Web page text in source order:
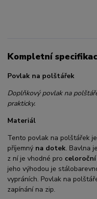
Kompletní
Povlak na polštářek
Doplňkový povlak na
prakticky.
Materiál
Tento povlak na polštářek
příjemný na dotek. Bavlna
z ní je vhodné pro
jeho výhodou je
vypráních. Povlak na
zapínání na zip.